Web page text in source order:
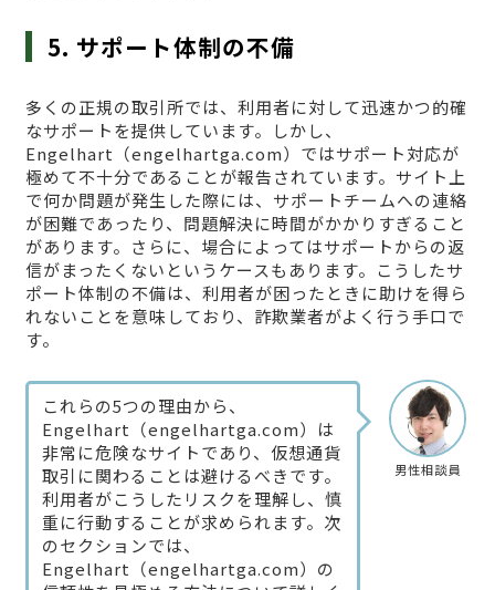
5. サポート体制の不備
多くの正規の取引所では、利用者に対して迅速かつ的確
なサポートを提供しています。しかし、
Engelhart（engelhartga.com）ではサポート対応が
極めて不十分であることが報告されています。サイト上
で何か問題が発生した際には、サポートチームへの連絡
が困難であったり、問題解決に時間がかかりすぎること
があります。さらに、場合によってはサポートからの返
信がまったくないというケースもあります。こうしたサ
ポート体制の不備は、利用者が困ったときに助けを得ら
れないことを意味しており、詐欺業者がよく行う手口で
す。
男性相談員
これらの5つの理由から、
Engelhart（engelhartga.com）は
非常に危険なサイトであり、仮想通貨
取引に関わることは避けるべきです。
利用者がこうしたリスクを理解し、慎
重に行動することが求められます。次
のセクションでは、
Engelhart（engelhartga.com）の